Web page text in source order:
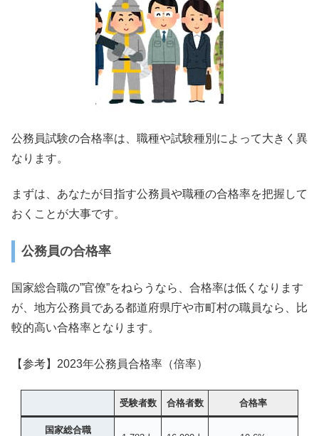
公務員試験の合格率は、職種や試験種別によって大きく異
なります。
まずは、あなたが目指す公務員や職種の合格率を把握して
おくことが大事です。
公務員の合格率
国家総合職の”官僚”をねらうなら、合格率は低くなります
が、地方公務員である都道府県庁や市町村の職員なら、比
較的高い合格率となります。
【参考】2023年公務員合格率（倍率）
受験者数 合格者数 合格率
国家総合職